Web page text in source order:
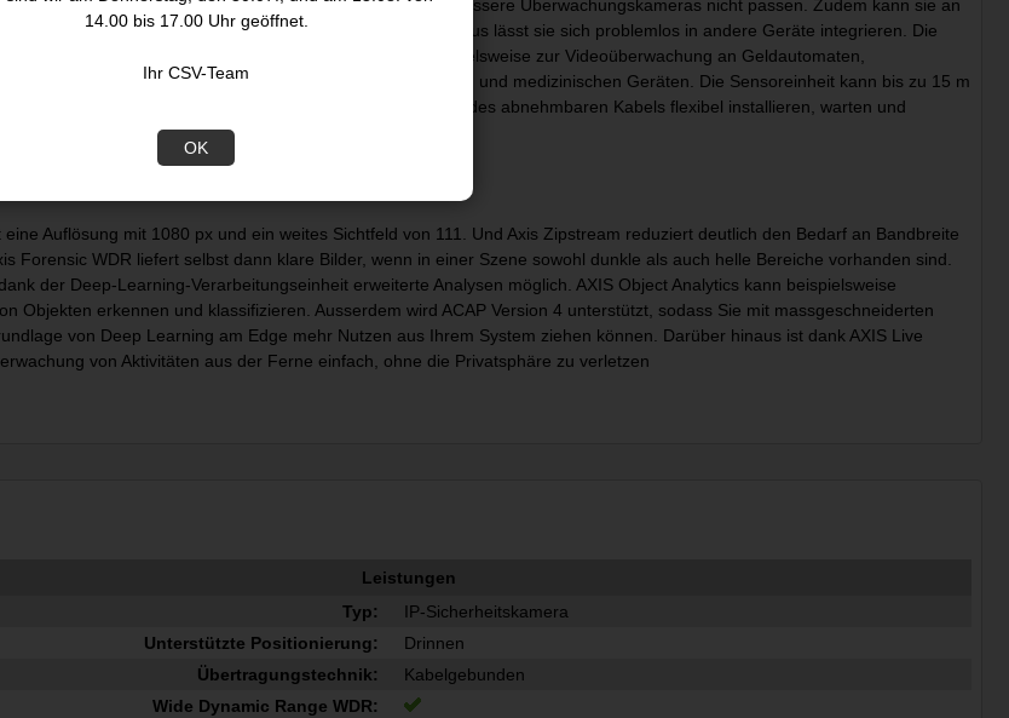
14.00 bis 17.00 Uhr geöffnet.
Ihr CSV-Team
OK
sich ideal für die Installation in Bereichen, in denen grössere Überwachungskameras nicht passen. Zudem kann sie an
oder ähnlichem montiert werden. Darüber hinaus lässt sie sich problemlos in andere Geräte integrieren. Die
eignet sich für zahlreiche Einsätze, beispielsweise zur Videoüberwachung an Geldautomaten,
Self-Checkout-Kassen, automatischen Paketschliessfächern und medizinischen Geräten. Die Sensoreinheit kann bis zu 15 m
montiert werden. Darüber hinaus lässt sie sich dank des abnehmbaren Kabels flexibel installieren, warten und
und Unterstützung für erweiterte Analysen
eine Auflösung mit 1080 px und ein weites Sichtfeld von 111. Und Axis Zipstream reduziert deutlich den Bedarf an Bandbreite
Forensic WDR liefert selbst dann klare Bilder, wenn in einer Szene sowohl dunkle als auch helle Bereiche vorhanden sind.
der Deep-Learning-Verarbeitungseinheit erweiterte Analysen möglich. AXIS Object Analytics kann beispielsweise
Objekten erkennen und klassifizieren. Ausserdem wird ACAP Version 4 unterstützt, sodass Sie mit massgeschneiderten
von Deep Learning am Edge mehr Nutzen aus Ihrem System ziehen können. Darüber hinaus ist dank AXIS Live
von Aktivitäten aus der Ferne einfach, ohne die Privatsphäre zu verletzen
Leistungen
Typ:
IP-Sicherheitskamera
Unterstützte Positionierung:
Drinnen
Übertragungstechnik:
Kabelgebunden
Wide Dynamic Range WDR: